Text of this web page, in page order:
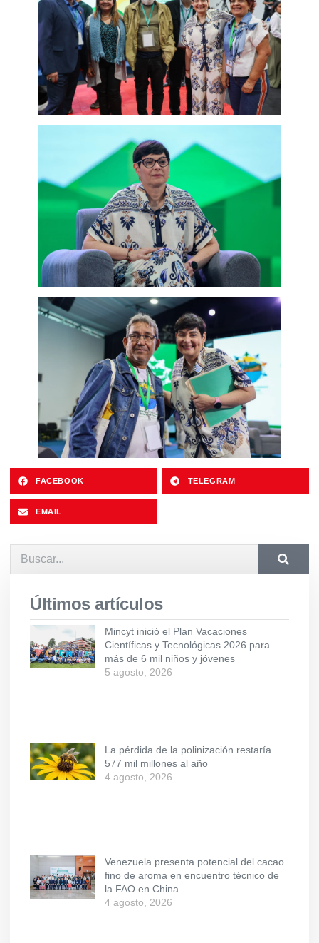
FACEBOOK TELEGRAM
EMAIL
Últimos artículos
Mincyt inició el Plan Vacaciones
Científicas y Tecnológicas 2026 para
más de 6 mil niños y jóvenes
5 agosto, 2026
La pérdida de la polinización restaría
577 mil millones al año
4 agosto, 2026
Venezuela presenta potencial del cacao
fino de aroma en encuentro técnico de
la FAO en China
4 agosto, 2026